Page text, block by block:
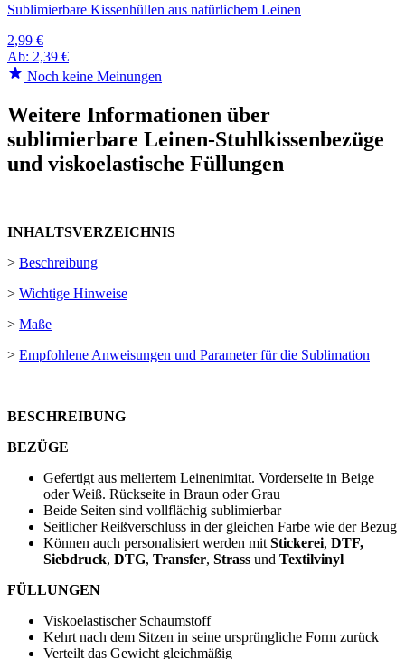
Sublimierbare Kissenhüllen aus natürlichem Leinen
2,99 €
Ab: 2,39 €
Noch keine Meinungen
Weitere Informationen über
sublimierbare Leinen-Stuhlkissenbezüge
und viskoelastische Füllungen
INHALTSVERZEICHNIS
> Beschreibung
> Wichtige Hinweise
> Maße
> Empfohlene Anweisungen und Parameter für die Sublimation
BESCHREIBUNG
BEZÜGE
Gefertigt aus meliertem Leinenimitat. Vorderseite in Beige
oder Weiß. Rückseite in Braun oder Grau
Beide Seiten sind vollflächig sublimierbar
Seitlicher Reißverschluss in der gleichen Farbe wie der Bezug
Können auch personalisiert werden mitStickerei, DTF,
Siebdruck, DTG, Transfer, Strass und Textilvinyl
FÜLLUNGEN
Viskoelastischer Schaumstoff
Kehrt nach dem Sitzen in seine ursprüngliche Form zurück
Verteilt das Gewicht gleichmäßig